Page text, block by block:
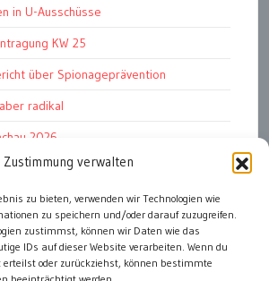
Zustimmung verwalten
zu bieten, verwenden wir Technologien wie
zu speichern und/oder darauf zuzugreifen.
zustimmst, können wir Daten wie das
IDs auf dieser Website verarbeiten. Wenn du
oder zurückziehst, können bestimmte
in U-Ausschüsse
KW 25
über Spionageprävention
radikal
2026
26
EU-Rüstungspaket
als Österreich